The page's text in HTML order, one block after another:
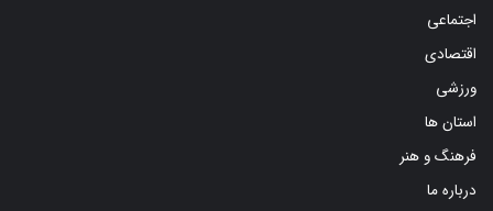
اجتماعی
اقتصادی
ورزشی
استان ها
فرهنگ و هنر
درباره ما